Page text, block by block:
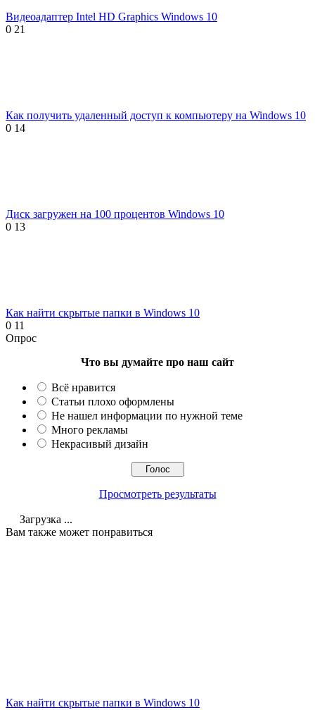
Видеоадаптер Intel HD Graphics Windows 10
0 21
Как получить удаленный доступ к компьютеру на Windows 10
0 14
Диск загружен на 100 процентов Windows 10
0 13
Как найти скрытые папки в Windows 10
0 11
Опрос
Что вы думайте про наш сайт
Всё нравится
Статьи плохо оформлены
Не нашел информации по нужной теме
Много рекламы
Некрасивый дизайн
Просмотреть результаты
Загрузка ...
Вам также может понравиться
Как найти скрытые папки в Windows 10